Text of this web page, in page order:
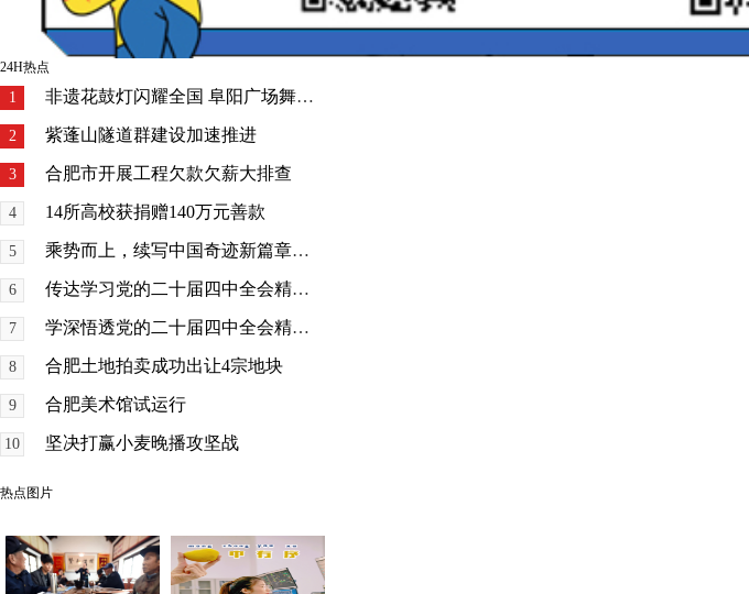
24H热点
1 非遗花鼓灯闪耀全国 阜阳广场舞国赛获奖
2 紫蓬山隧道群建设加速推进
3 合肥市开展工程欠款欠薪大排查
4 14所高校获捐赠140万元善款
5 乘势而上，续写中国奇迹新篇章——党的二十届四中全会侧记
6 传达学习党的二十届四中全会精神 研究贯彻落实工作
7 学深悟透党的二十届四中全会精神 凝心聚力谱写中国式现代化安徽篇章
8 合肥土地拍卖成功出让4宗地块
9 合肥美术馆试运行
10 坚决打赢小麦晚播攻坚战
热点图片